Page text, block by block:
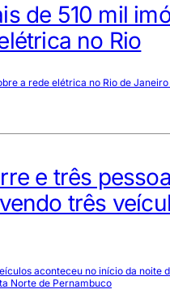
de 510 mil
no Rio
a rede elétrica no Rio de
e três
três
aconteceu no início da noite
Norte de Pernambuco